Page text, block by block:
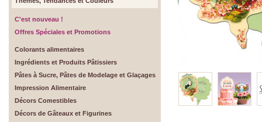
C'est nouveau !
Offres Spéciales et Promotions
Colorants alimentaires
Ingrédients et Produits Pâtissiers
Pâtes à Sucre, Pâtes de Modelage et Glaçages
Impression Alimentaire
Décors Comestibles
Décors de Gâteaux et Figurines